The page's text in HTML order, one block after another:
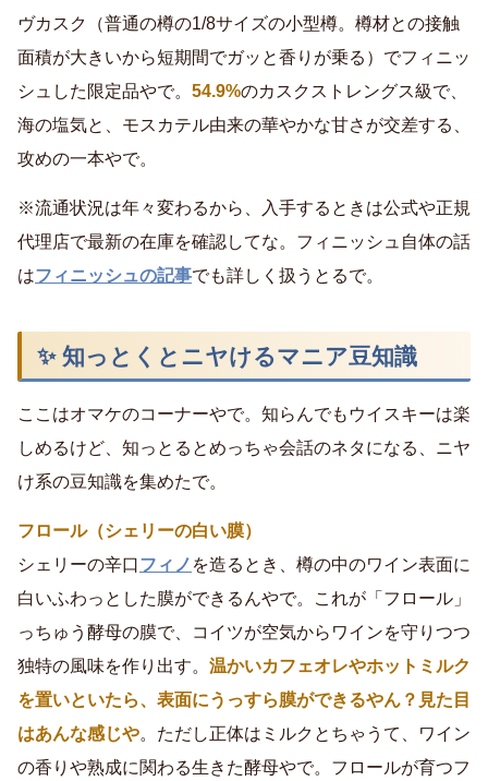
ヴカスク（普通の樽の1/8サイズの小型樽。樽材との接触
面積が大きいから短期間でガッと香りが乗る）でフィニッ
シュした限定品やで。 54.9%のカスクストレングス級で、
海の塩気と、モスカテル由来の華やかな甘さが交差する、
攻めの一本やで。
※流通状況は年々変わるから、入手するときは公式や正規
代理店で最新の在庫を確認してな。フィニッシュ自体の話
はフィニッシュの記事でも詳しく扱うとるで。
✨ 知っとくとニヤけるマニア豆知識
ここはオマケのコーナーやで。知らんでもウイスキーは楽
しめるけど、知っとるとめっちゃ会話のネタになる、ニヤ
け系の豆知識を集めたで。
フロール（シェリーの白い膜）
シェリーの辛口フィノ を造るとき、樽の中のワイン表面に
白いふわっとした膜ができるんやで。これが「フロール」
っちゅう酵母の膜で、コイツが空気からワインを守りつつ
独特の風味を作り出す。 温かいカフェオレやホットミルク
を置いといたら、表面にうっすら膜ができるやん？見た目
はあんな感じや。ただし正体はミルクとちゃうて、ワイン
の香りや熟成に関わる生きた酵母やで。フロールが育つフ